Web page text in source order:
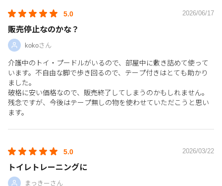
5.0 2026/06/17
販売停止なのかな？
kokoさん
介護中のトイ・プードルがいるので、部屋中に敷き詰めて使って
います。不自由な脚で歩き回るので、テープ付きはとても助かり
ました。
破格に安い価格なので、販売終了してしまうのかもしれません。
残念ですが、今後はテープ無しの物を使わせていただこうと思い
ます。
5.0 2026/03/22
トイレトレーニングに
まっきーさん